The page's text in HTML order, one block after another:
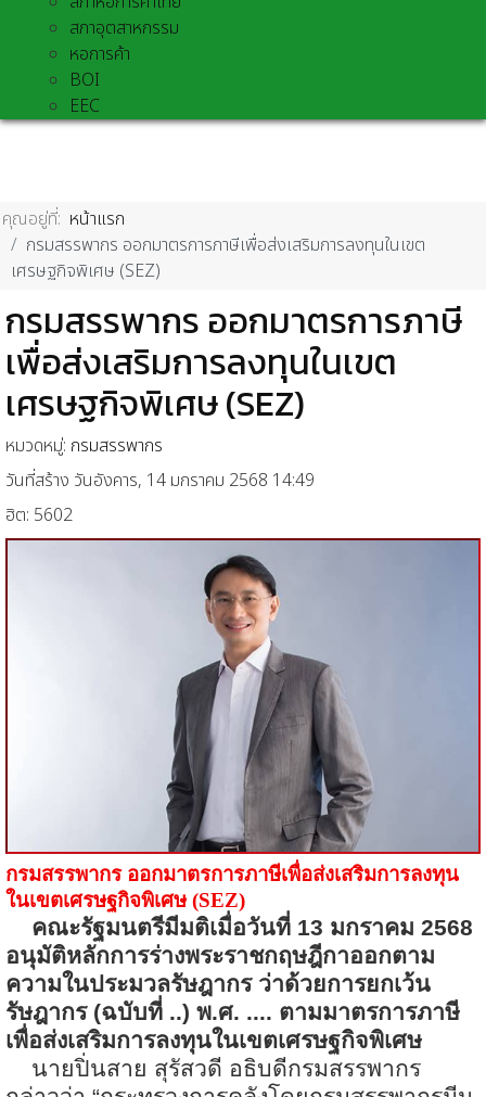
สภาอุตสาหกรรม
หอการค้า
BOI
EEC
คุณอยู่ที่: หน้าแรก
กรมสรรพากร ออกมาตรการภาษีเพื่อส่งเสริมการลงทุนในเขต
เศรษฐกิจพิเศษ (SEZ)
กรมสรรพากร ออกมาตรการภาษี
เพื่อส่งเสริมการลงทุนในเขต
เศรษฐกิจพิเศษ (SEZ)
หมวดหมู่: กรมสรรพากร
วันที่สร้าง วันอังคาร, 14 มกราคม 2568 14:49
ฮิต: 5602
กรมสรรพากร ออกมาตรการภาษีเพื่อส่งเสริมการลงทุน
ในเขตเศรษฐกิจพิเศษ (SEZ)
คณะรัฐมนตรีมีมติเมื่อวันที่ 13 มกราคม 2568
อนุมัติหลักการร่างพระราชกฤษฎีกาออกตาม
ความในประมวลรัษฎากร ว่าด้วยการยกเว้น
รัษฎากร (ฉบับที่ ..) พ.ศ. .... ตามมาตรการภาษี
เพื่อส่งเสริมการลงทุนในเขตเศรษฐกิจพิเศษ
นายปิ่นสาย สุรัสวดี อธิบดีกรมสรรพากร